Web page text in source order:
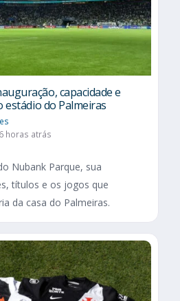
capacidade e
estádio do Palmeiras
horas atrás
Nubank Parque, sua
títulos e os jogos que
da casa do Palmeiras.